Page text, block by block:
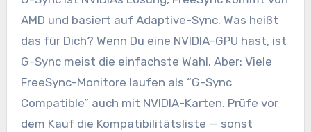
AMD und basiert auf Adaptive-Sync. Was heißt
das für Dich? Wenn Du eine NVIDIA-GPU hast, ist
G-Sync meist die einfachste Wahl. Aber: Viele
FreeSync-Monitore laufen als “G-Sync
Compatible” auch mit NVIDIA-Karten. Prüfe vor
dem Kauf die Kompatibilitätsliste — sonst